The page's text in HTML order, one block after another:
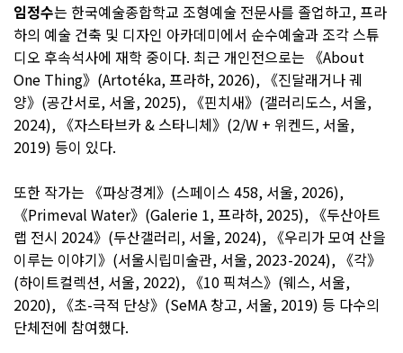
임정수는 한국예술종합학교 조형예술 전문사를 졸업하고, 프라
하의 예술 건축 및 디자인 아카데미에서 순수예술과 조각 스튜
디오 후속석사에 재학 중이다. 최근 개인전으로는 《About
One Thing》(Artotéka, 프라하, 2026), 《진달래거나 궤
양》(공간서로, 서울, 2025), 《핀치새》(갤러리도스, 서울,
2024), 《자스타브카 & 스타니체》(2/W + 위켄드, 서울,
2019) 등이 있다.
또한 작가는 《파상경계》(스페이스 458, 서울, 2026),
《Primeval Water》(Galerie 1, 프라하, 2025), 《두산아트
랩 전시 2024》(두산갤러리, 서울, 2024), 《우리가 모여 산을
이루는 이야기》(서울시립미술관, 서울, 2023-2024), 《각》
(하이트컬렉션, 서울, 2022), 《10 픽쳐스》(웨스, 서울,
2020), 《초-극적 단상》(SeMA 창고, 서울, 2019) 등 다수의
단체전에 참여했다.